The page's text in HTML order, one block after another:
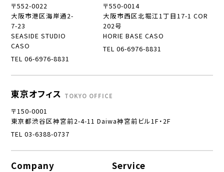
〒552-0022
大阪市港区海岸通2-
7-23
SEASIDE STUDIO
CASO
TEL 06-6976-8831
〒550-0014
大阪市西区北堀江1丁目17-1 COR
202号
HORIE BASE CASO
TEL 06-6976-8831
東京オフィス TOKYO OFFICE
〒150-0001
東京都渋谷区神宮前2-4-11 Daiwa神宮前ビル1F・2F
TEL 03-6388-0737
Company Service